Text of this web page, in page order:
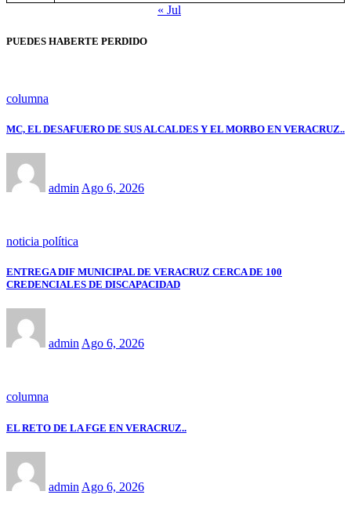
« Jul
PUEDES HABERTE PERDIDO
columna
MC, EL DESAFUERO DE SUS ALCALDES Y EL MORBO EN VERACRUZ..
admin Ago 6, 2026
noticia política
ENTREGA DIF MUNICIPAL DE VERACRUZ CERCA DE 100
CREDENCIALES DE DISCAPACIDAD
adminAgo 6, 2026
columna
EL RETO DE LA FGE EN VERACRUZ..
admin Ago 6, 2026